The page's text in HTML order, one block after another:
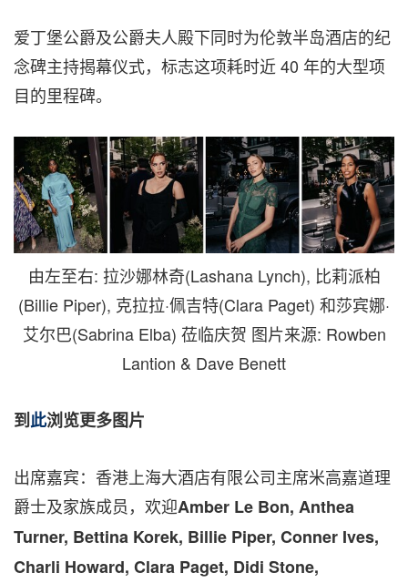
爱丁堡公爵及公爵夫人殿下同时为伦敦半岛酒店的纪
念碑主持揭幕仪式，标志这项耗时近 40 年的大型项
目的里程碑。
由左至右: 拉沙娜林奇(Lashana Lynch), 比莉派柏
(Billie Piper), 克拉拉·佩吉特(Clara Paget) 和莎宾娜·
艾尔巴(Sabrina Elba) 莅临庆贺 图片来源: Rowben
Lantion & Dave Benett
到此浏览更多图片
出席嘉宾：香港上海大酒店有限公司主席米高嘉道理
爵士及家族成员，欢迎Amber Le Bon, Anthea
Turner, Bettina Korek, Billie Piper, Conner Ives,
Charli Howard, Clara Paget, Didi Stone,